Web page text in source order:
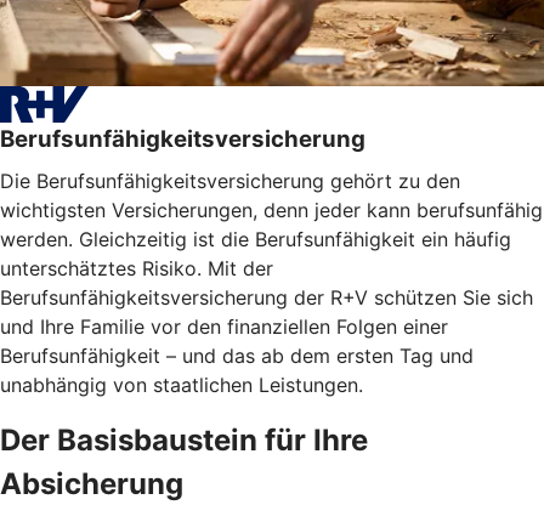
Berufsunfähigkeitsversicherung
Die Berufsunfähigkeitsversicherung gehört zu den
wichtigsten Versicherungen, denn jeder kann berufsunfähig
werden. Gleichzeitig ist die Berufsunfähigkeit ein häufig
unterschätztes Risiko. Mit der
Berufsunfähigkeitsversicherung der R+V schützen Sie sich
und Ihre Familie vor den finanziellen Folgen einer
Berufsunfähigkeit – und das ab dem ersten Tag und
unabhängig von staatlichen Leistungen.
Der Basisbaustein für Ihre
Absicherung